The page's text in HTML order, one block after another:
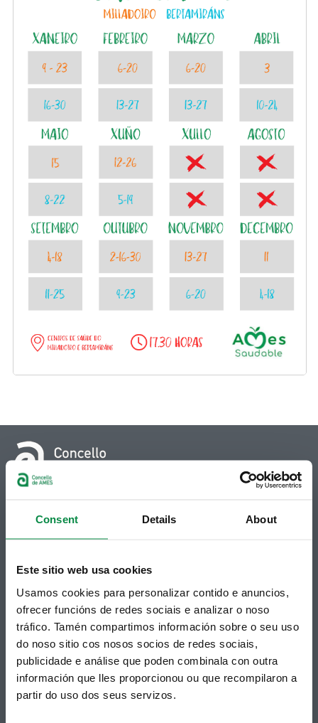
Consent Details About
Este sitio web usa cookies
Usamos cookies para personalizar contido e anuncios,
ofrecer funcións de redes sociais e analizar o noso
tráfico. Tamén compartimos información sobre o seu uso
do noso sitio cos nosos socios de redes sociais,
publicidade e análise que poden combinala con outra
información que lles proporcionou ou que recompilaron a
partir do uso dos seus servizos.
Praza do Concello, 2 |15220
Suscripción boletines
Puedes recibir la información publicada en la web
municipal en tu correo electrónico mediante una
suscripción al boletín de novedades.
Enlace.